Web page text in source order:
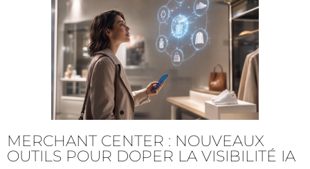
MERCHANT CENTER : NOUVEAUX
OUTILS POUR DOPER LA VISIBILITÉ IA